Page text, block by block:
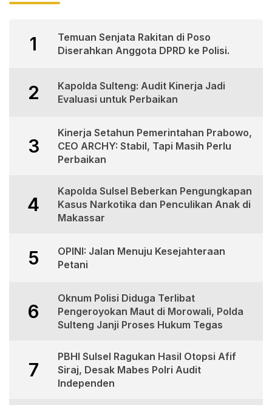
1
Temuan Senjata Rakitan di Poso
Diserahkan Anggota DPRD ke Polisi.
2
Kapolda Sulteng: Audit Kinerja Jadi
Evaluasi untuk Perbaikan
3
Kinerja Setahun Pemerintahan Prabowo,
CEO ARCHY: Stabil, Tapi Masih Perlu
Perbaikan
4
Kapolda Sulsel Beberkan Pengungkapan
Kasus Narkotika dan Penculikan Anak di
Makassar
5
OPINI: Jalan Menuju Kesejahteraan
Petani
6
Oknum Polisi Diduga Terlibat
Pengeroyokan Maut di Morowali, Polda
Sulteng Janji Proses Hukum Tegas
7
PBHI Sulsel Ragukan Hasil Otopsi Afif
Siraj, Desak Mabes Polri Audit
Independen